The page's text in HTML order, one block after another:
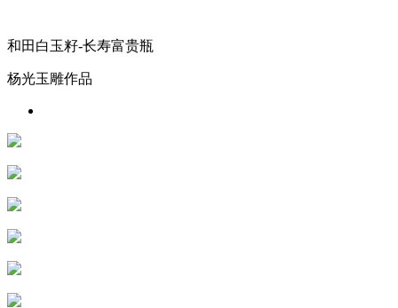
和田白玉籽-长寿富贵瓶
杨光玉雕作品